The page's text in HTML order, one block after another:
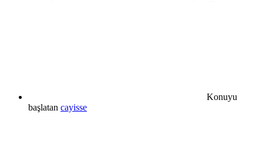
Konuyu
başlatan cayisse